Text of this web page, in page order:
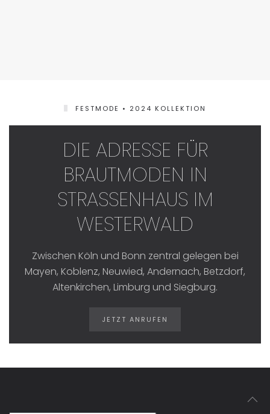
FESTMODE • 2024 KOLLEKTION
DIE ADRESSE FÜR
BRAUTMODEN IN
STRASSENHAUS IM W
ESTERWALD
Zwischen Köln und Bonn zentral gelegen bei
Mayen, Koblenz, Neuwied, Andernach, Betzdorf,
Altenkirchen, Limburg und Siegburg.
JETZT ANRUFEN